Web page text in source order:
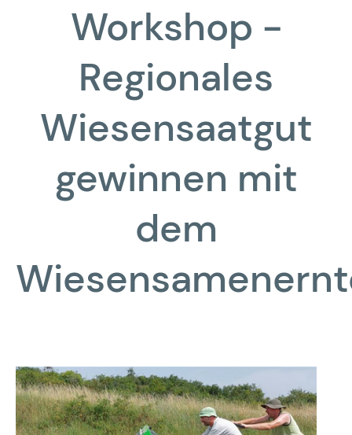
Workshop -
Regionales
Wiesensaatgut
gewinnen mit
dem